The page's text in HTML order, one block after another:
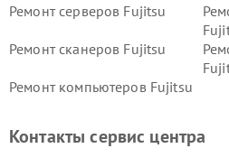
Ремонт серверов Fujitsu
Ремонт сканеров Fujitsu
Ремонт компьютеров Fujitsu
Контакты сервис центра